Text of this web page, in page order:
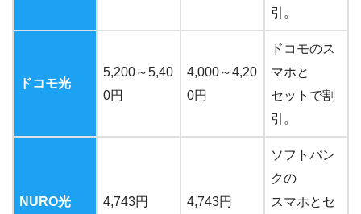
引。
ドコモ光
5,200～5,40
0円
4,000～4,20
0円
ドコモのス
マホと
セットで割
引。
NURO光 4,743円 4,743円
ソフトバン
クの
スマホとセ